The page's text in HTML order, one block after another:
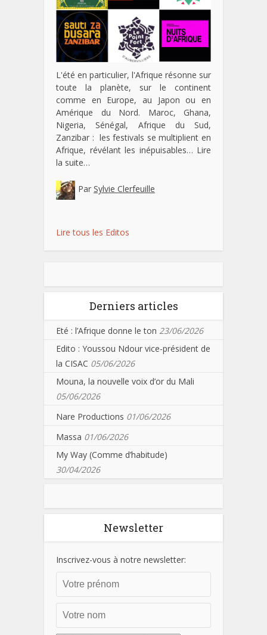
L'été en particulier, l'Afrique résonne sur
toute la planète, sur le continent
comme en Europe, au Japon ou en
Amérique du Nord. Maroc, Ghana,
Nigeria, Sénégal, Afrique du Sud,
Zanzibar : les festivals se multiplient en
Afrique, révélant les inépuisables… Lire
la suite…
Par Sylvie Clerfeuille
Lire tous les Editos
Derniers articles
Eté : l’Afrique donne le ton 23/06/2026
Edito : Youssou Ndour vice-président de
la CISAC 05/06/2026
Mouna, la nouvelle voix d’or du Mali
05/06/2026
Nare Productions 01/06/2026
Massa 01/06/2026
My Way (Comme d’habitude)
30/04/2026
Newsletter
Inscrivez-vous à notre newsletter: